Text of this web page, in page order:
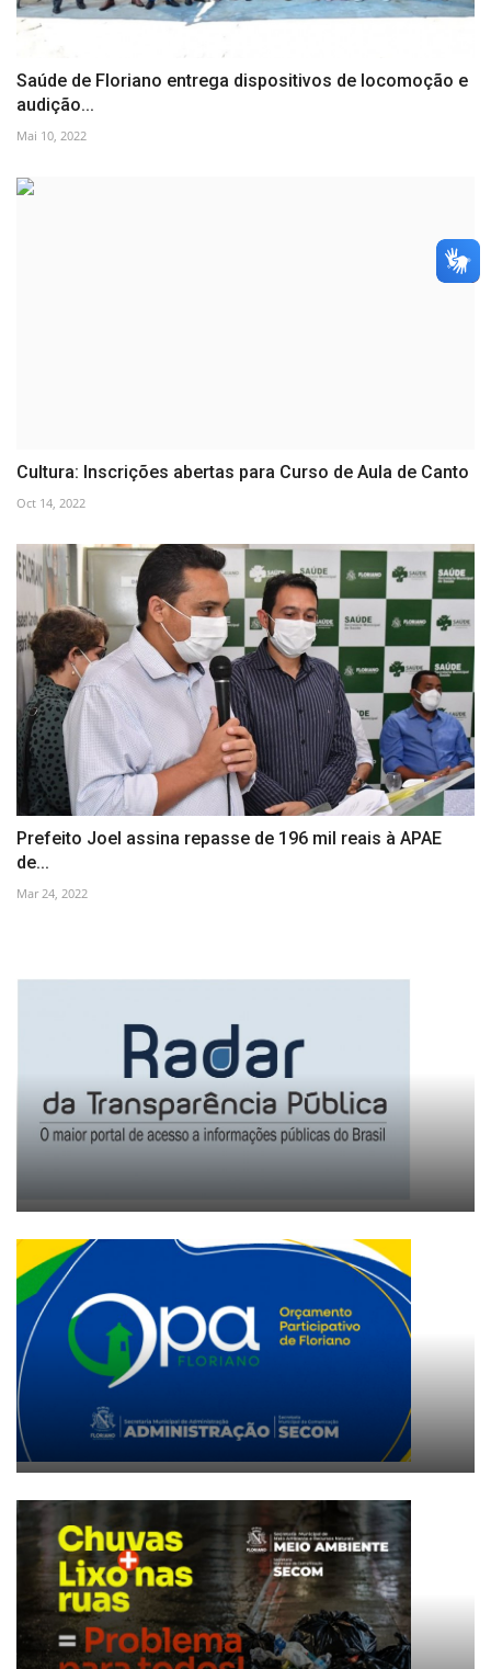
Saúde de Floriano entrega dispositivos de locomoção e
audição...
Mai 10, 2022
Cultura: Inscrições abertas para Curso de Aula de Canto
Oct 14, 2022
Prefeito Joel assina repasse de 196 mil reais à APAE
de...
Mar 24, 2022